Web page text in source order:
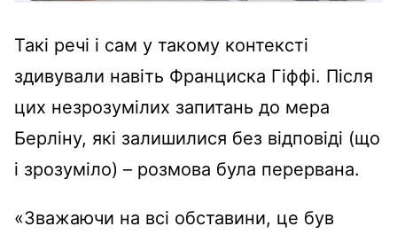
Такі речі і сам у такому контексті
здивували навіть Франциска Гіффі. Після
цих незрозумілих запитань до мера
Берліну, які залишилися без відповіді (що
і зрозуміло) – розмова була перервана.
«Зважаючи на всі обставини, це був